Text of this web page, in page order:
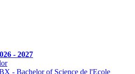
- 2027
- Bachelor of Science de l'Ecole